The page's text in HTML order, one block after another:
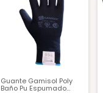
Guante Gamisol Poly
Baño Pu Espumado